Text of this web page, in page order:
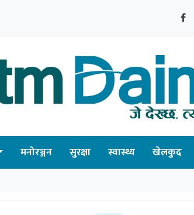
मनोरञ्जन सुरक्षा स्वास्थ्य खेलकुद